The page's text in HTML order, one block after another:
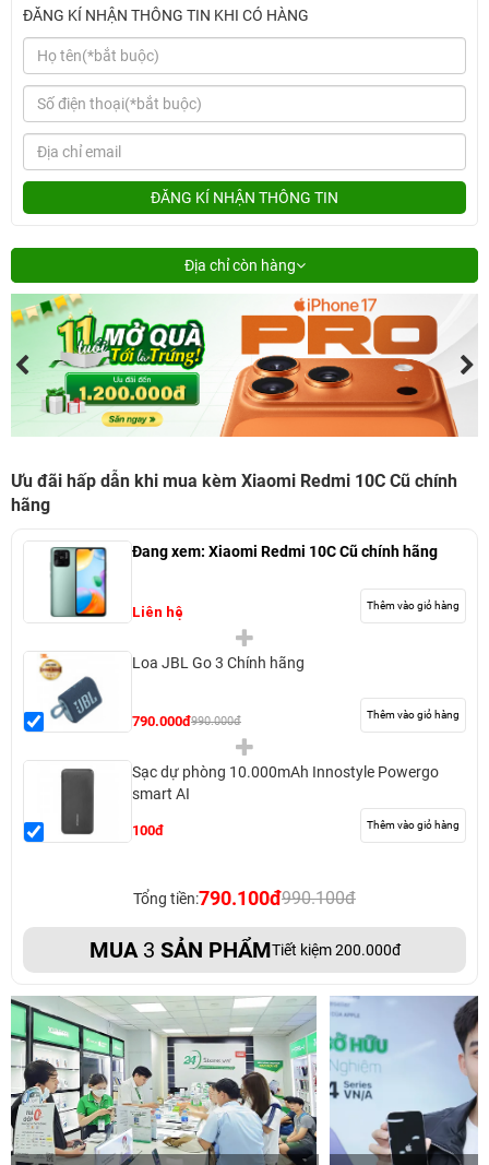
ĐĂNG KÍ NHẬN THÔNG TIN KHI CÓ HÀNG
ĐĂNG KÍ NHẬN THÔNG TIN
Địa chỉ còn hàng
Ưu đãi hấp dẫn khi mua kèm Xiaomi Redmi 10C Cũ chính
hãng
Đang xem: Xiaomi Redmi 10C Cũ chính hãng
Liên hệ Thêm vào giỏ hàng
Loa JBL Go 3 Chính hãng
790.000đ990.000đ Thêm vào giỏ hàng
Sạc dự phòng 10.000mAh Innostyle Powergo
smart AI
100đ Thêm vào giỏ hàng
Tổng tiền:790.100đ990.100đ
MUA 3 SẢN PHẨMTiết kiệm 200.000đ